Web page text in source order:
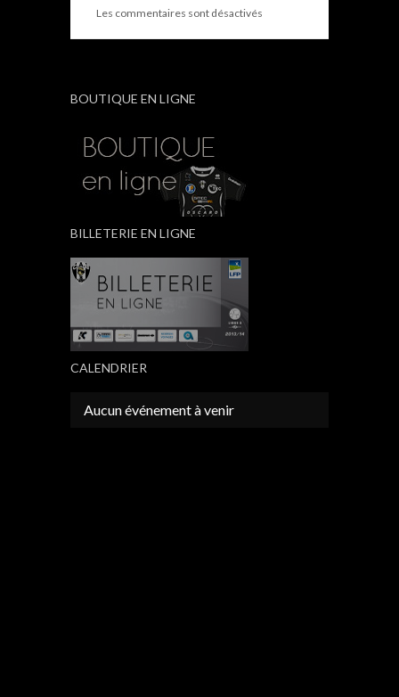
Les commentaires sont désactivés
BOUTIQUE EN LIGNE
BILLETERIE EN LIGNE
CALENDRIER
Aucun événement à venir